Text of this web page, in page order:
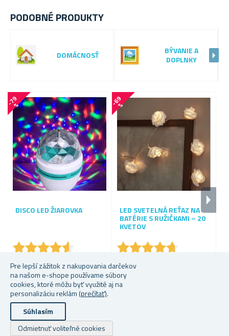
Pre lepší zážitok z nakupovania darčekov
na našom e-shope používame súbory
cookies, ktoré môžu byť využité aj na
personalizáciu reklám (prečítať).
Súhlasím
Odmietnuť voliteľné cookies
PODOBNÉ PRODUKTY
DOMÁCNOSŤ
BÝVANIE A
DOPLNKY
-
7
9
%
DISCO LED ŽIAROVKA
★★★★★
★★★★★
2,10 €
Skladem
-
6
9
%
LED SVETELNÁ REŤAZ NA
BATÉRIE S RUŽIČKAMI – 20
KVETOV
★★★★★
★★★★★
4,24 €
Skladem
Autorské práva a kopírovanie; 2026 Superobchod.sk. Všetky práva vyhradené.